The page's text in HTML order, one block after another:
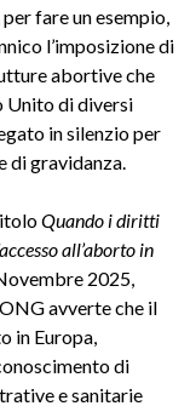
per fare un esempio,
l’imposizione di
abortive che
Unito di diversi
in silenzio per
di gravidanza.
Quando i diritti
all’aborto in
2025,
avverte che il
in Europa,
di
e sanitarie